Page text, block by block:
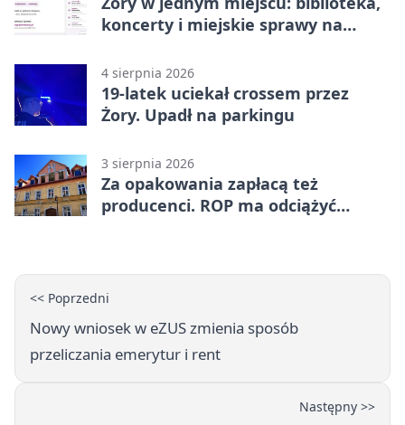
koncerty i miejskie sprawy na
4 sierpnia 2026
19-latek uciekał crossem przez
Żory. Upadł na parkingu
3 sierpnia 2026
Za opakowania zapłacą też
producenci. ROP ma odciążyć
<< Poprzedni
Nowy wniosek w eZUS zmienia sposób
przeliczania emerytur i rent
Następny >>